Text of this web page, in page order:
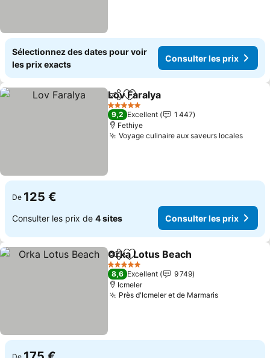
Sélectionnez des dates pour voir
les prix exacts
Consulter les prix
PartagerAjouter à mes favoris
Lov Faralya
5 Étoiles
9,2 Excellent
1 447
Fethiye
Voyage culinaire aux saveurs locales
De 125 €
Consulter les prix de 4 sites Consulter les prix
PartagerAjouter à mes favoris
Orka Lotus Beach
5 Étoiles
8,6 Excellent
9 749
Icmeler
Près d'Icmeler et de Marmaris
De